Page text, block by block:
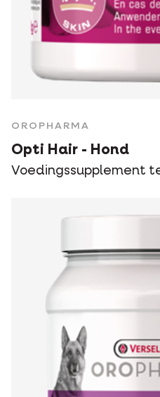
OROPHARMA
Opti Hair - Hond
Voedingssupplement